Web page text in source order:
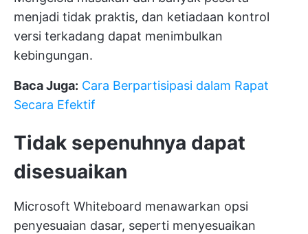
menjadi tidak praktis, dan ketiadaan kontrol
versi terkadang dapat menimbulkan
kebingungan.
Baca Juga: Cara Berpartisipasi dalam Rapat
Secara Efektif
Tidak sepenuhnya dapat
disesuaikan
Microsoft Whiteboard menawarkan opsi
penyesuaian dasar, seperti menyesuaikan